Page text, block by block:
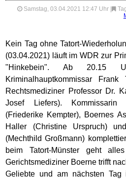
Samstag, 03.04.2021 12:47 Uhr
Kein Tag ohne Tatort-
(03.04.2021) läuft im WDR zur
"Hinkebein". Ab 20.15
Kriminalhauptkommissar
Rechtsmediziner Professor Dr.
Josef Liefers). Kommissarin
(Friederike Kempter), Boernes
Haller (Christine Urspruch)
(Mechthild Großmann)
beim Tatort-Münster geht
Gerichtsmediziner Boerne trifft
Geliebte und am nächsten